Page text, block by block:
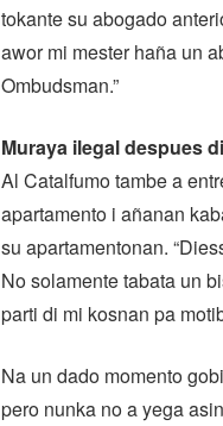
tokante su abogado
awor mi mester haña un
Ombudsman.”
Muraya ilegal despues
Al Catalfumo tambe a
apartamento i añanan
su apartamentonan.
No solamente tabata un
parti di mi kosnan pa
Na un dado momento
pero nunka no a yega